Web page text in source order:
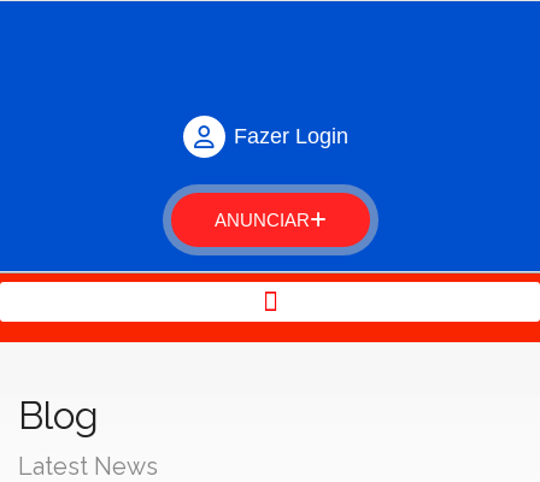
Fazer Login
ANUNCIAR
Blog
Latest News